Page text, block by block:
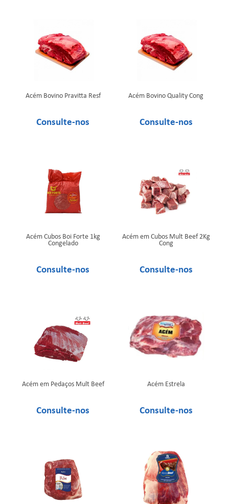
Acém Bovino Pravitta Resf Acém Bovino Quality Cong
Acém Cubos Boi Forte 1kg
Congelado
Acém em Cubos Mult Beef 2Kg
Cong
Acém em Pedaços Mult Beef Acém Estrela